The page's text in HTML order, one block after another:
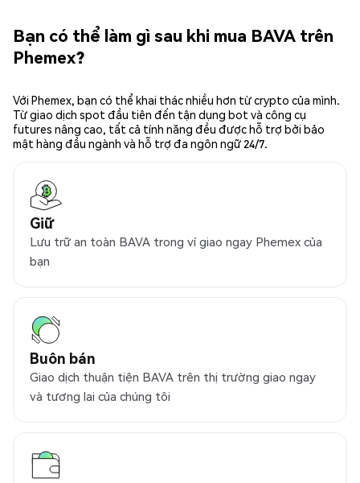
Bạn có thể làm gì sau khi mua BAVA trên
Phemex?
Với Phemex, bạn có thể khai thác nhiều hơn từ crypto của mình.
Từ giao dịch spot đầu tiên đến tận dụng bot và công cụ
futures nâng cao, tất cả tính năng đều được hỗ trợ bởi bảo
mật hàng đầu ngành và hỗ trợ đa ngôn ngữ 24/7.
Giữ
Lưu trữ an toàn BAVA trong ví giao ngay Phemex của
bạn
Buôn bán
Giao dịch thuận tiện BAVA trên thị trường giao ngay
và tương lai của chúng tôi